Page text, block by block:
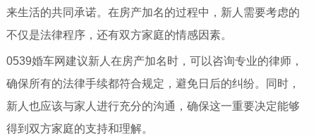
来生活的共同承诺。在房产加名的过程中，新人需要考虑的
不仅是法律程序，还有双方家庭的情感因素。
0539婚车网建议新人在房产加名时，可以咨询专业的律师，
确保所有的法律手续都符合规定，避免日后的纠纷。同时，
新人也应该与家人进行充分的沟通，确保这一重要决定能够
得到双方家庭的支持和理解。